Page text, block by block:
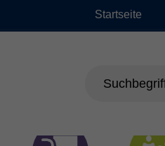
Startseite